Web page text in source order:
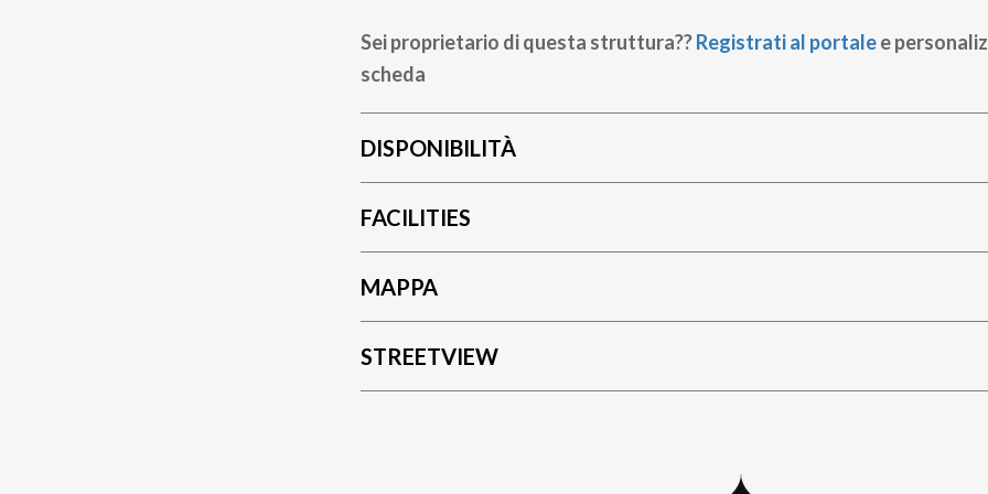
Sei proprietario di questa struttura??Registrati al portalee
scheda
DISPONIBILITÀ
FACILITIES
MAPPA
STREETVIEW